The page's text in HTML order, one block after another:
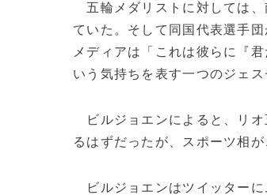
五輪メダリストに対しては、
ていた。そして同国代表選手
メディアは「これは彼らに『
いう気持ちを表す一つのジェ
ビルジョエンによると、リオ
るはずだったが、スポーツ相
ビルジョエンはツイッターに